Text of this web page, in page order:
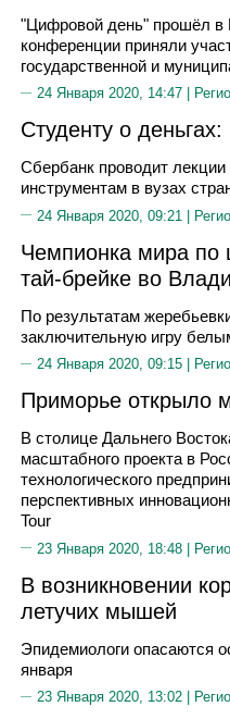
"Цифровой день" прошёл в
конференции приняли
государственной и
24 Января 2020, 14:47 |
Студенту о
Сбербанк проводит
инструментам в вузах
24 Января 2020, 09:21 |
Чемпионка мира по
тай-брейке во
По результатам
заключительную игру
24 Января 2020, 09:15 |
Приморье открыло
В столице Дальнего
масштабного проекта в
технологического
перспективных
Tour
23 Января 2020, 18:48 |
В возникновении
летучих мышей
Эпидемиологи опасаются
января
23 Января 2020, 13:02 |